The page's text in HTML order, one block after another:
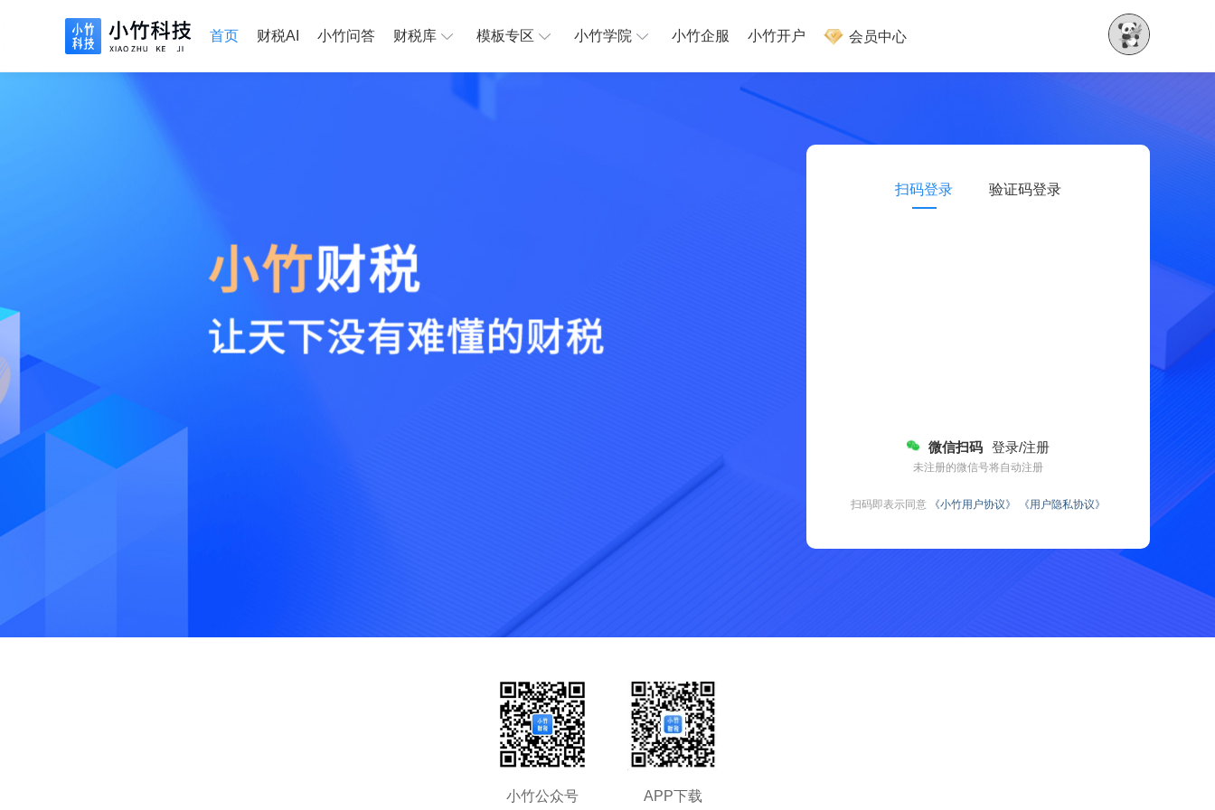
首页 财税AI 小竹问答 财税库 模板专区 小竹学院 小竹企服 小竹开户 会员中心
扫码登录 验证码登录
微信扫码 登录/注册
未注册的微信号将自动注册
扫码即表示同意 《小竹用户协议》 《用户隐私协议》
小竹公众号 APP下载